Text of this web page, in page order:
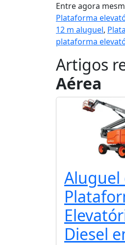
Entre agora
Plataforma
12 m aluguel,
plataforma
Artigos
Aérea
Aluguel
Diesel